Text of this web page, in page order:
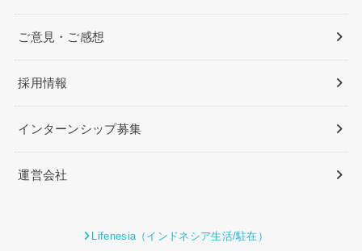
ご意見・ご感想
採用情報
インターンシップ募集
運営会社
Lifenesia（インドネシア生活/駐在）